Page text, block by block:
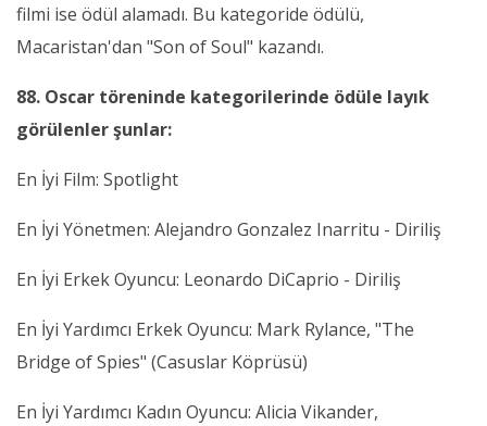
filmi ise ödül alamadı. Bu kategoride ödülü,
Macaristan'dan "Son of Soul" kazandı.
88. Oscar töreninde kategorilerinde ödüle layık
görülenler şunlar:
En İyi Film: Spotlight
En İyi Yönetmen: Alejandro Gonzalez Inarritu - Diriliş
En İyi Erkek Oyuncu: Leonardo DiCaprio - Diriliş
En İyi Yardımcı Erkek Oyuncu: Mark Rylance, "The
Bridge of Spies" (Casuslar Köprüsü)
En İyi Yardımcı Kadın Oyuncu: Alicia Vikander,